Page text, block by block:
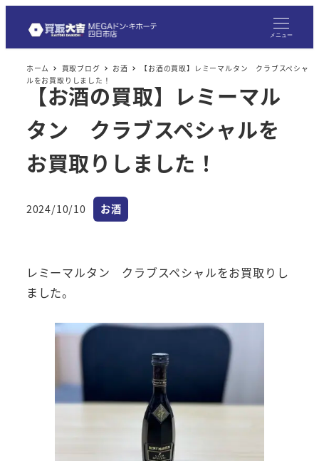
メニュー
ホーム 買取ブログ お酒
【お酒の買取】レミーマルタン クラブスペシャ
ルをお買取りしました！
【お酒の買取】レミーマル
タン クラブスペシャルを
お買取りしました！
投稿日
2024/10/10 カテゴリー
お酒
レミーマルタン クラブスペシャルをお買取りし
ました。